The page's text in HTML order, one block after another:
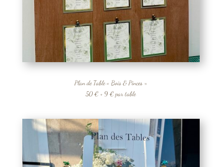
Plan de Table « Bois & Pinces »
50 € + 9 € par table